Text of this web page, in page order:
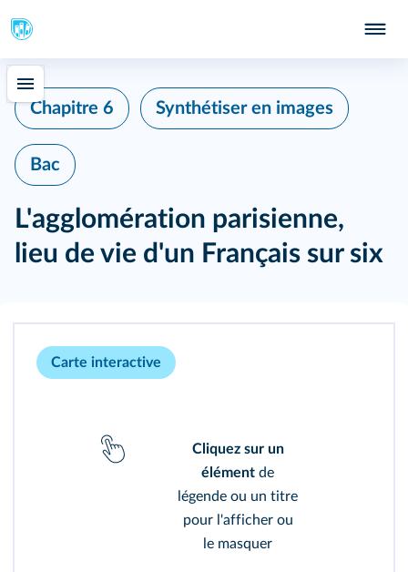
Chapitre 6 Synthétiser en images
Bac
L'agglomération parisienne,
lieu de vie d'un Français sur six
Carte interactive
Cliquez sur un
élément de
légende ou un titre
pour l'afficher ou
le masquer